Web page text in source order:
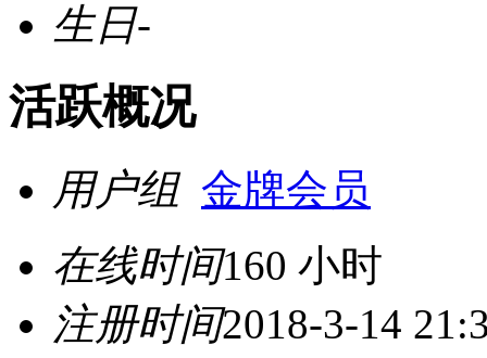
生日-
活跃概况
用户组 金牌会员
在线时间160 小时
注册时间2018-3-14